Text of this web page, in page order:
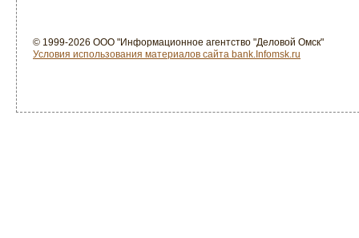
© 1999-2026 ООО "Информационное агентство "Деловой Омск"
Условия использования материалов сайта bank.Infomsk.ru